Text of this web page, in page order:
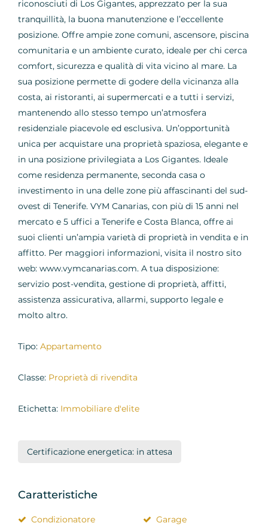
riconosciuti di Los Gigantes, apprezzato per la sua
tranquillità, la buona manutenzione e l’eccellente
posizione. Offre ampie zone comuni, ascensore, piscina
comunitaria e un ambiente curato, ideale per chi cerca
comfort, sicurezza e qualità di vita vicino al mare. La
sua posizione permette di godere della vicinanza alla
costa, ai ristoranti, ai supermercati e a tutti i servizi,
mantenendo allo stesso tempo un’atmosfera
residenziale piacevole ed esclusiva. Un’opportunità
unica per acquistare una proprietà spaziosa, elegante e
in una posizione privilegiata a Los Gigantes. Ideale
come residenza permanente, seconda casa o
investimento in una delle zone più affascinanti del sud-
ovest di Tenerife. VYM Canarias, con più di 15 anni nel
mercato e 5 uffici a Tenerife e Costa Blanca, offre ai
suoi clienti un’ampia varietà di proprietà in vendita e in
affitto. Per maggiori informazioni, visita il nostro sito
web: www.vymcanarias.com. A tua disposizione:
servizio post-vendita, gestione di proprietà, affitti,
assistenza assicurativa, allarmi, supporto legale e
molto altro.
Tipo: Appartamento
Classe: Proprietà di rivendita
Etichetta: Immobiliare d'elite
Certificazione energetica: in attesa
Caratteristiche
Condizionatore
Garage